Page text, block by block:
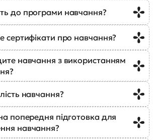
до програми навчання?
сертифікати про навчання?
навчання з використанням
навчання?
попередня підготовка для
навчання?